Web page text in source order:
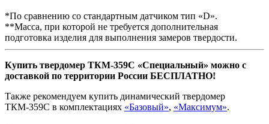
*По сравнению со стандартным датчиком тип «D».
**Mасса, при которой не требуется дополнительная
подготовка изделия для выполнения замеров твердости.
Купить твердомер ТКМ-359С «Специальный» можно с
доставкой по территории России БЕСПЛАТНО!
Также рекомендуем купить динамический твердомер
ТКМ-359С в комплектациях «Базовый», «Максимум».